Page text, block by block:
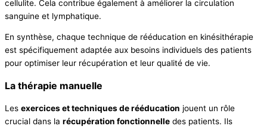
cellulite. Cela contribue également à améliorer la circulation
sanguine et lymphatique.
En synthèse, chaque technique de rééducation en kinésithérapie
est spécifiquement adaptée aux besoins individuels des patients
pour optimiser leur récupération et leur qualité de vie.
La thérapie manuelle
Les exercices et techniques de rééducation jouent un rôle
crucial dans la récupération fonctionnelle des patients. Ils